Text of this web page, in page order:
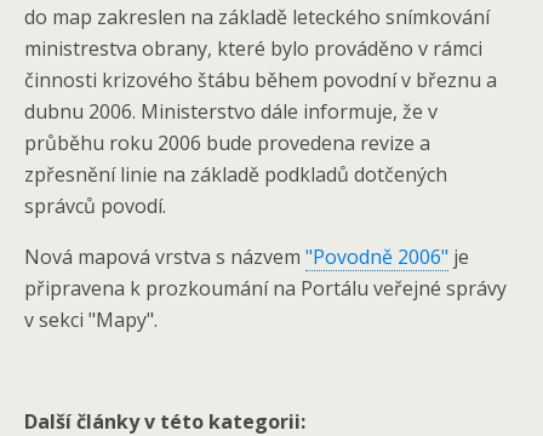
do map zakreslen na základě leteckého snímkování
ministrestva obrany, které bylo prováděno v rámci
činnosti krizového štábu během povodní v březnu a
dubnu 2006. Ministerstvo dále informuje, že v
průběhu roku 2006 bude provedena revize a
zpřesnění linie na základě podkladů dotčených
správců povodí.
Nová mapová vrstva s názvem "Povodně 2006" je
připravena k prozkoumání na Portálu veřejné správy
v sekci "Mapy".
Další články v této kategorii: